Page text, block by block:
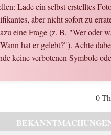
Lade ein selbst erstelltes
aber nicht sofort zu
eine Frage (z. B. "Wer oder
hat er gelebt?"). Achte
keine verbotenen Symbole
0